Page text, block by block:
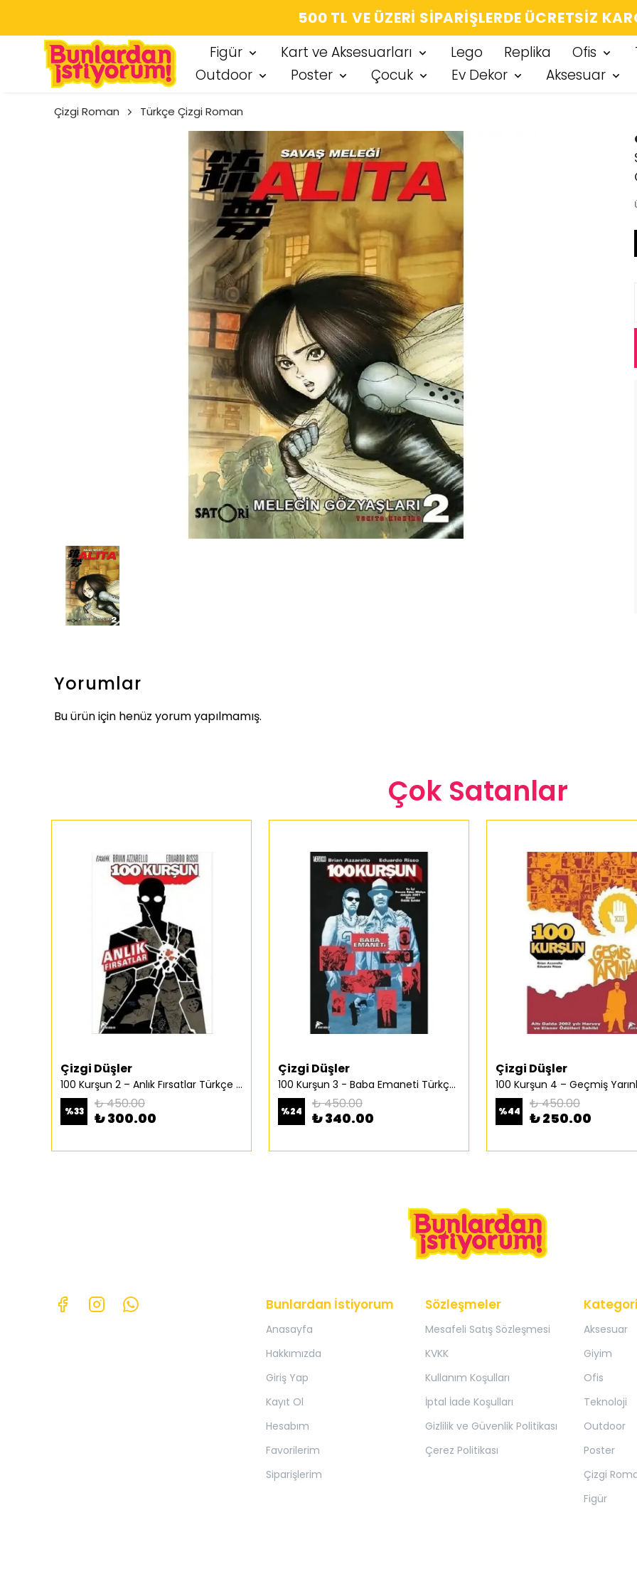
500 TL VE ÜZERI SIPARIŞLERDE ÜCRETSIZ
Figür Kart ve Aksesuarları Lego Replika Ofis
Outdoor
Poster Çocuk Ev Dekor Aksesuar
Çizgi Roman Türkçe Çizgi Roman
Yorumlar
Bu ürün için henüz yorum yapılmamış.
Çok Satanlar
Çizgi Düşler
100 Kurşun 2 – Anlık Fırsatlar Türkçe Çizgi Roman
%33 ₺ 450.00
₺ 300.00
Çizgi Düşler
100 Kurşun 3 - Baba Emaneti Türkçe Çizgi Roman
%24 ₺ 450.00
₺ 340.00
Çizgi Düşler
%44 ₺ 450.00
₺ 250.00
Bunlardan İstiyorum
Anasayfa
Hakkımızda
Giriş Yap
Kayıt Ol
Hesabım
Favorilerim
Siparişlerim
Sözleşmeler
Mesafeli Satış Sözleşmesi
KVKK
Kullanım Koşulları
İptal İade Koşulları
Gizlilik ve Güvenlik Politikası
Çerez Politikası
Aksesuar
Giyim
Ofis
Teknoloji
Outdoor
Poster
Çizgi
Figür